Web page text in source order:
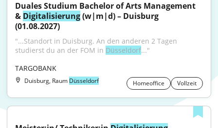
Duales Studium Bachelor of Arts Management
& Digitalisierung (w|m|d) – Duisburg
(01.08.2027)
"...Standort in Duisburg. An den anderen 2 Tagen
studierst du an der FOM in Düsseldorf..."
TARGOBANK
Duisburg, Raum Düsseldorf Homeoffice Vollzeit